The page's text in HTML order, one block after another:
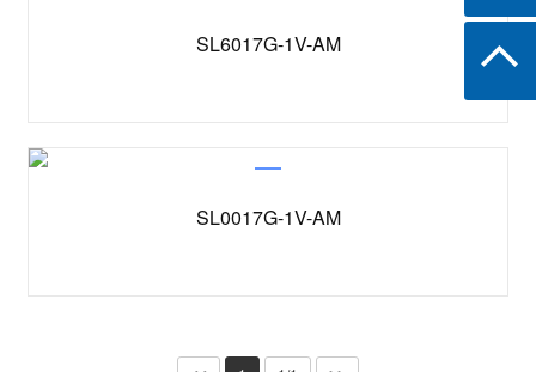
SL6017G-1V-AM
SL0017G-1V-AM